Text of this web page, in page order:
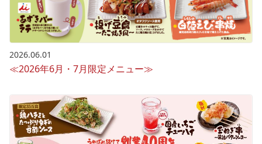
2026.06.01
≪2026年6月・7月限定メニュー≫